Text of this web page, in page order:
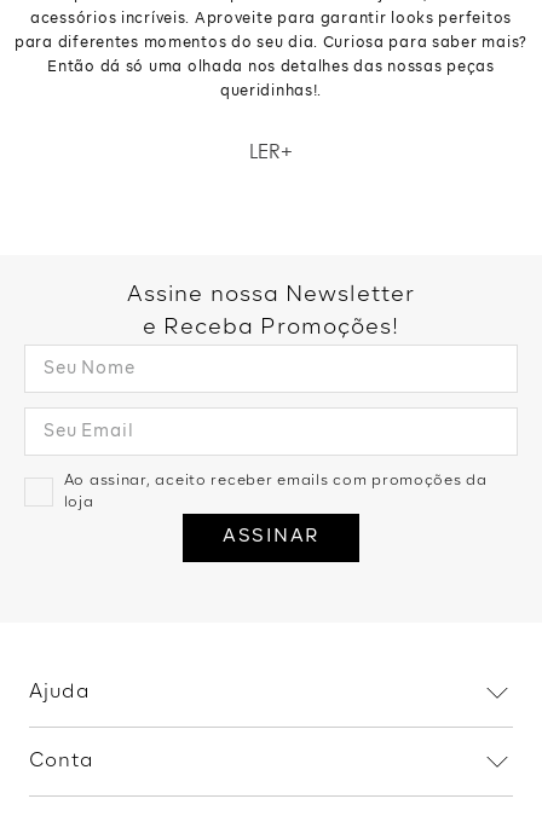
acessórios incríveis. Aproveite para garantir looks perfeitos
para diferentes momentos do seu dia. Curiosa para saber mais?
Então dá só uma olhada nos detalhes das nossas peças
queridinhas!.
LER
Então dá só uma olhada nos detalhes das nossas peças
Assine nossa Newsletter
e Receba Promoções!
Ao assinar, aceito receber emails com promoções da
loja
ASSINAR
Ajuda
Conta